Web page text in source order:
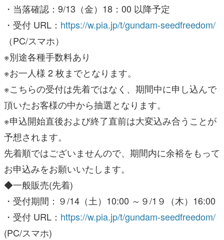
・当落確認：9/13（金）18：00 以降予定
・受付 URL： https://w.pia.jp/t/gundam-seedfreedom/
（PC/スマホ）
※別途各種手数料あり
※お一人様 2 枚までとなります。
※こちらの受付は先着ではなく、期間中に申し込んで
頂いたお客様の中から抽選となります。
※申込開始直後および終了直前は大変込み合うことが
予想されます。
先着順ではございませんので、期間内に余裕をもって
お申込みをお願いいたします。
◆一般販売(先着)
・受付期間：９/14（土）10:00 ～９/1９（木）16:00
・受付 URL： https://w.pia.jp/t/gundam-seedfreedom/
(PC/スマホ)